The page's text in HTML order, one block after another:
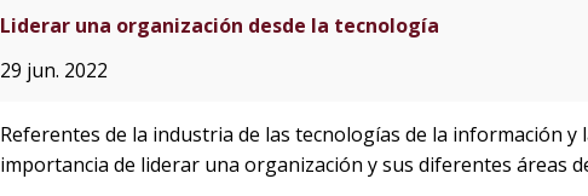
Liderar una organización desde la tecnología
29 jun. 2022
Referentes de la industria de las tecnologías de la información
importancia de liderar una organización y sus diferentes áreas